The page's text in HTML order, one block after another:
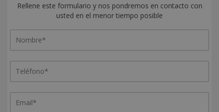
Rellene este formulario y nos pondremos en contacto con
usted en el menor tiempo posible